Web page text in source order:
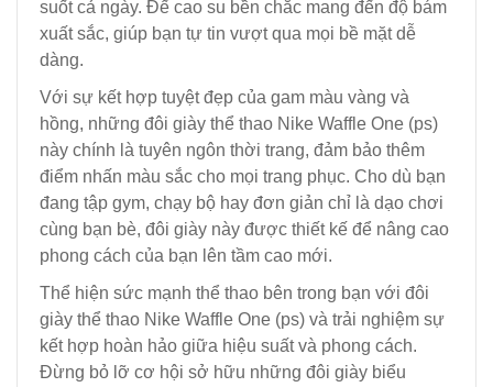
suốt cả ngày. Đế cao su bền chắc mang đến độ bám
xuất sắc, giúp bạn tự tin vượt qua mọi bề mặt dễ
dàng.
Với sự kết hợp tuyệt đẹp của gam màu vàng và
hồng, những đôi giày thể thao Nike Waffle One (ps)
này chính là tuyên ngôn thời trang, đảm bảo thêm
điểm nhấn màu sắc cho mọi trang phục. Cho dù bạn
đang tập gym, chạy bộ hay đơn giản chỉ là dạo chơi
cùng bạn bè, đôi giày này được thiết kế để nâng cao
phong cách của bạn lên tầm cao mới.
Thể hiện sức mạnh thể thao bên trong bạn với đôi
giày thể thao Nike Waffle One (ps) và trải nghiệm sự
kết hợp hoàn hảo giữa hiệu suất và phong cách.
Đừng bỏ lỡ cơ hội sở hữu những đôi giày biểu